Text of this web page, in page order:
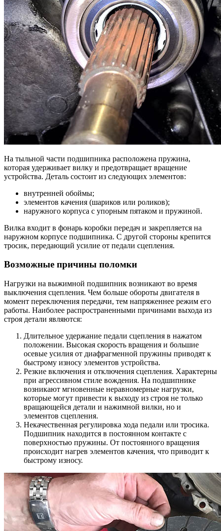
На тыльной части подшипника расположена пружина,
которая удерживает вилку и предотвращает вращение
устройства. Деталь состоит из следующих элементов:
внутренней обоймы;
элементов качения (шариков или роликов);
наружного корпуса с упорным пятаком и пружиной.
Вилка входит в фонарь коробки передач и закрепляется на
наружном корпусе подшипника. С другой стороны крепится
тросик, передающий усилие от педали сцепления.
Возможные причины поломки
Нагрузки на выжимной подшипник возникают во время
выключения сцепления. Чем больше обороты двигателя в
момент переключения передачи, тем напряженнее режим его
работы. Наиболее распространенными причинами выхода из
строя детали являются:
Длительное удержание педали сцепления в нажатом
положении. Высокая скорость вращения и большие
осевые усилия от диафрагменной пружины приводят к
быстрому износу элементов устройства.
Резкие включения и отключения сцепления. Характерны
при агрессивном стиле вождения. На подшипнике
возникают мгновенные неравномерные нагрузки,
которые могут привести к выходу из строя не только
вращающейся детали и нажимной вилки, но и
элементов сцепления.
Некачественная регулировка хода педали или тросика.
Подшипник находится в постоянном контакте с
поверхностью пружины. От постоянного вращения
происходит нагрев элементов качения, что приводит к
быстрому износу.